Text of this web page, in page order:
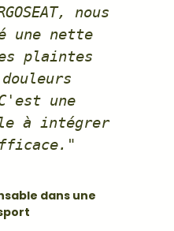
nous
une nette
plaintes
une
à intégrer
dans une